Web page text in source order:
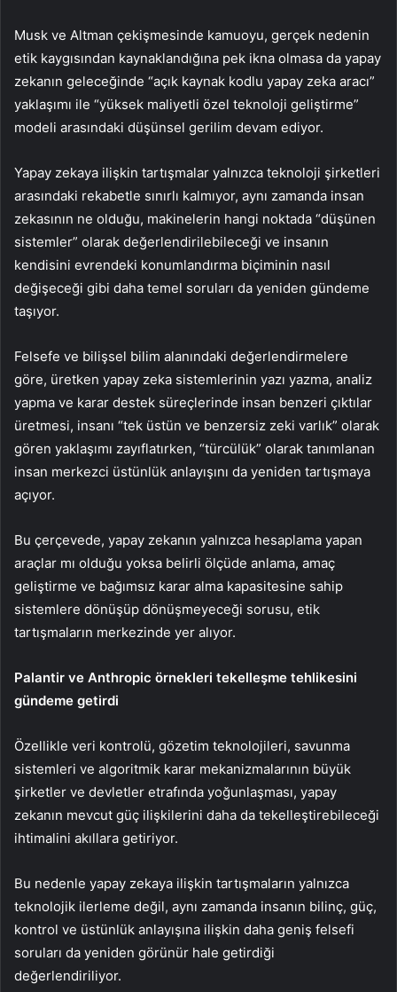
Musk ve Altman çekişmesinde kamuoyu, gerçek nedenin
etik kaygısından kaynaklandığına pek ikna olmasa da yapay
zekanın geleceğinde “açık kaynak kodlu yapay zeka aracı”
yaklaşımı ile “yüksek maliyetli özel teknoloji geliştirme”
modeli arasındaki düşünsel gerilim devam ediyor.
Yapay zekaya ilişkin tartışmalar yalnızca teknoloji şirketleri
arasındaki rekabetle sınırlı kalmıyor, aynı zamanda insan
zekasının ne olduğu, makinelerin hangi noktada “düşünen
sistemler” olarak değerlendirilebileceği ve insanın
kendisini evrendeki konumlandırma biçiminin nasıl
değişeceği gibi daha temel soruları da yeniden gündeme
taşıyor.
Felsefe ve bilişsel bilim alanındaki değerlendirmelere
göre, üretken yapay zeka sistemlerinin yazı yazma, analiz
yapma ve karar destek süreçlerinde insan benzeri çıktılar
üretmesi, insanı “tek üstün ve benzersiz zeki varlık” olarak
gören yaklaşımı zayıflatırken, “türcülük” olarak tanımlanan
insan merkezci üstünlük anlayışını da yeniden tartışmaya
açıyor.
Bu çerçevede, yapay zekanın yalnızca hesaplama yapan
araçlar mı olduğu yoksa belirli ölçüde anlama, amaç
geliştirme ve bağımsız karar alma kapasitesine sahip
sistemlere dönüşüp dönüşmeyeceği sorusu, etik
tartışmaların merkezinde yer alıyor.
Palantir ve Anthropic örnekleri tekelleşme tehlikesini
gündeme getirdi
Özellikle veri kontrolü, gözetim teknolojileri, savunma
sistemleri ve algoritmik karar mekanizmalarının büyük
şirketler ve devletler etrafında yoğunlaşması, yapay
zekanın mevcut güç ilişkilerini daha da tekelleştirebileceği
ihtimalini akıllara getiriyor.
Bu nedenle yapay zekaya ilişkin tartışmaların yalnızca
teknolojik ilerleme değil, aynı zamanda insanın bilinç, güç,
kontrol ve üstünlük anlayışına ilişkin daha geniş felsefi
soruları da yeniden görünür hale getirdiği
değerlendiriliyor.